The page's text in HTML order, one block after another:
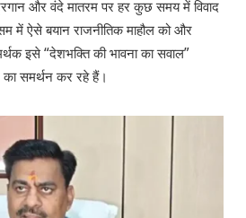
और वंदे मातरम पर हर कुछ समय में विवाद
में ऐसे बयान राजनीतिक माहौल को और
इसे “देशभक्ति की भावना का सवाल”
का समर्थन कर रहे हैं।